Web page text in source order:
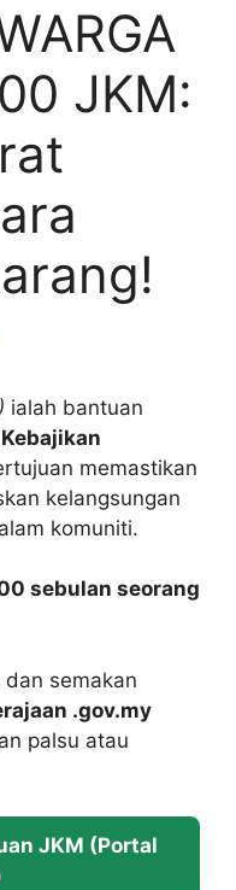
JKM:
ialah bantuan
memastikan
kelangsungan
komuniti.
sebulan seorang
semakan
.gov.my
palsu atau
JKM (Portal